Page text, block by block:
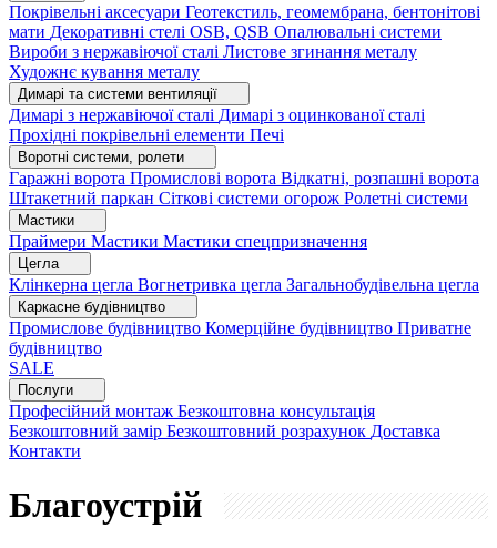
Покрівельні аксесуари Геотекстиль, геомембрана, бентонітові
мати Декоративні стелі OSB, QSB Опалювальні системи
Вироби з нержавіючої сталі Листове згинання металу
Художнє кування металу
Димарі та системи вентиляції
Димарі з нержавіючої сталі Димарі з оцинкованої сталі
Прохідні покрівельні елементи Печі
Воротні системи, ролети
Гаражні ворота Промислові ворота Відкатні, розпашні ворота
Штакетний паркан Сіткові системи огорож Ролетні системи
Мастики
Праймери Мастики Мастики спецпризначення
Цегла
Клінкерна цегла Вогнетривка цегла Загальнобудівельна цегла
Каркасне будівництво
Промислове будівництво Комерційне будівництво Приватне
будівництво
SALE
Послуги
Професійний монтаж Безкоштовна консультація
Безкоштовний замір Безкоштовний розрахунок Доставка
Контакти
Благоустрій